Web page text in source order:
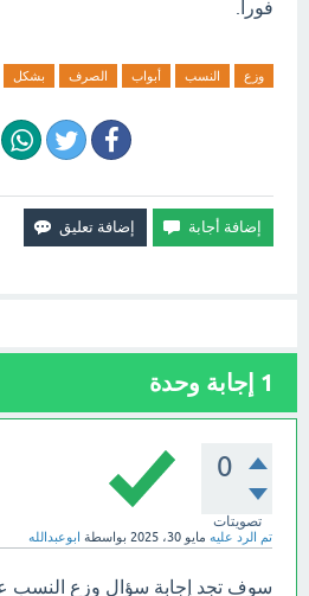
فورآ.
وزع النسب أبواب الصرف بشكل
1 إجابة وحدة
0
تصويتات
تم الرد عليه مايو 30، 2025 بواسطة ابوعبدالله
سوف تجد إجابة سؤال وزع النسب